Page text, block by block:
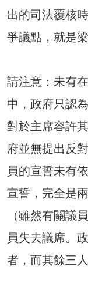
出的司法覆核
爭議點，就是
請注意：未有
中，政府只認
對於主席容許
府並無提出反
員的宣誓未有
宣誓，完全是
（雖然有關議
員失去議席。
者，而其餘三